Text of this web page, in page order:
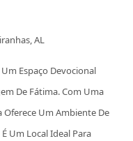
AL
Espaço Devocional
De Fátima. Com Uma
Oferece Um Ambiente De
Um Local Ideal Para